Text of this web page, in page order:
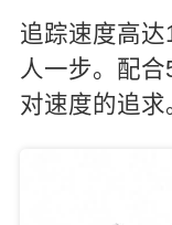
追踪速度高
人一步。配
对速度的追求